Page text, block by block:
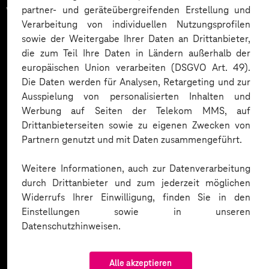
partner- und geräteübergreifenden Erstellung und
Verarbeitung von individuellen Nutzungsprofilen
sowie der Weitergabe Ihrer Daten an Drittanbieter,
die zum Teil Ihre Daten in Ländern außerhalb der
europäischen Union verarbeiten (DSGVO Art. 49).
Die Daten werden für Analysen, Retargeting und zur
Ausspielung von personalisierten Inhalten und
Werbung auf Seiten der Telekom MMS, auf
Drittanbieterseiten sowie zu eigenen Zwecken von
Partnern genutzt und mit Daten zusammengeführt.
Weitere Informationen, auch zur Datenverarbeitung
durch Drittanbieter und zum jederzeit möglichen
Widerrufs Ihrer Einwilligung, finden Sie in den
Einstellungen sowie in unseren
Datenschutzhinweisen.
Alle akzeptieren
vertrauen auf unsere
Expertise. Hier eine Auswahl: